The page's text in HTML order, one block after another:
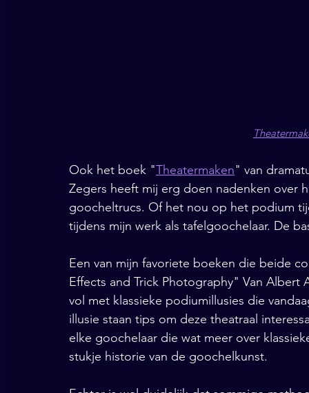
Ook het boek "Theatermaken" van
Zegers heeft mij erg doen nadenken over
goocheltrucs. Of het nou op het podium
tijdens mijn werk als tafelgoochelaar. De
Een van mijn favoriete boeken die beide
Effects and Trick Photography" Van
vol met klassieke podiumillusies die
illusie staan tips om deze theatraal
elke goochelaar die wat meer over
stukje historie van de goochelkunst.